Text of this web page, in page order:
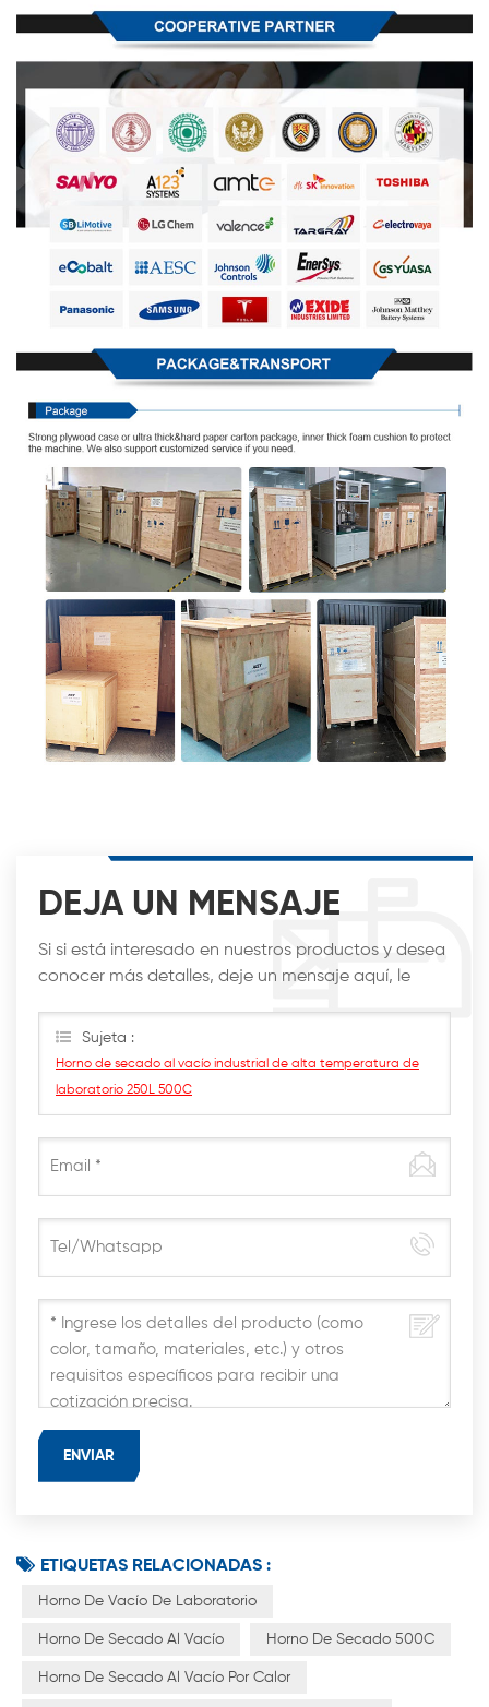
DEJA UN MENSAJE
Si si está interesado en nuestros productos y desea
conocer más detalles, deje un mensaje aquí, le
Sujeta :
Horno de secado al vacío industrial de alta temperatura de
laboratorio 250L 500C
ETIQUETAS RELACIONADAS :
Horno De Vacío De Laboratorio
Horno De Secado Al Vacío Horno De Secado 500C
Horno De Secado Al Vacío Por Calor